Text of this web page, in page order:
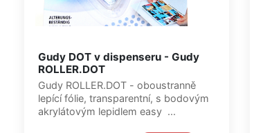
Gudy DOT v dispenseru - Gudy
ROLLER.DOT
Gudy ROLLER.DOT - oboustranně
lepící fólie, transparentní, s bodovým
akrylátovým lepidlem easy ...